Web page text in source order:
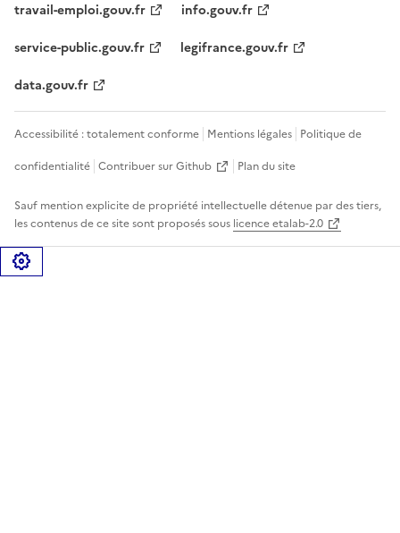
travail-emploi.gouv.fr
info.gouv.fr
service-public.gouv.fr
legifrance.gouv.fr
data.gouv.fr
Accessibilité : totalement conforme Mentions légales Politique de
confidentialité Contribuer sur Github Plan du site
Sauf mention explicite de propriété intellectuelle détenue par des tiers,
les contenus de ce site sont proposés sous licence etalab-2.0
Gérer les cookies